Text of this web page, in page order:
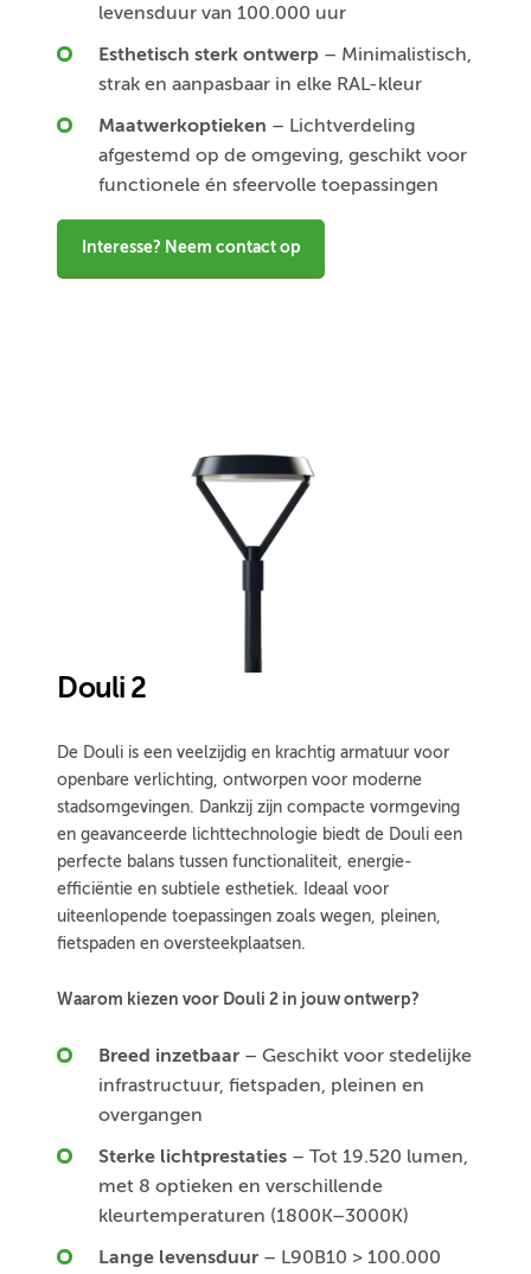
levensduur van 100.000 uur
Esthetisch sterk ontwerp – Minimalistisch,
strak en aanpasbaar in elke RAL-kleur
Maatwerkoptieken – Lichtverdeling
afgestemd op de omgeving, geschikt voor
functionele én sfeervolle toepassingen
Interesse? Neem contact op
Douli 2
De Douli is een veelzijdig en krachtig armatuur voor
openbare verlichting, ontworpen voor moderne
stadsomgevingen. Dankzij zijn compacte vormgeving
en geavanceerde lichttechnologie biedt de Douli een
perfecte balans tussen functionaliteit, energie-
efficiëntie en subtiele esthetiek. Ideaal voor
uiteenlopende toepassingen zoals wegen, pleinen,
fietspaden en oversteekplaatsen.
Waarom kiezen voor Douli 2 in jouw ontwerp?
Breed inzetbaar – Geschikt voor stedelijke
infrastructuur, fietspaden, pleinen en
overgangen
Sterke lichtprestaties – Tot 19.520 lumen,
met 8 optieken en verschillende
kleurtemperaturen (1800K–3000K)
Lange levensduur – L90B10 > 100.000